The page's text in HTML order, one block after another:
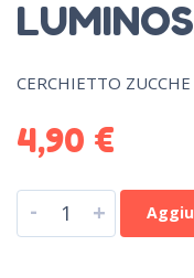
CERCHIETTO ZUCCHE
4,90 €
- +